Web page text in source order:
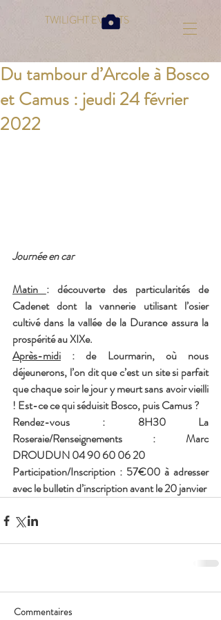
TWILIGHT EVENTS
Du tambour d’Arcole à Bosco
et Camus : jeudi 24 février
2022
Journée en car
Matin : découverte des particularités de
Cadenet dont la vannerie utilisant l’osier
cultivé dans la vallée de la Durance assura la
prospérité au XIXe.
Après-midi : de Lourmarin, où nous
déjeunerons, l’on dit que c’est un site si parfait
que chaque soir le jour y meurt sans avoir vieilli
! Est-ce ce qui séduisit Bosco, puis Camus ?
Rendez-vous : 8H30 La
Roseraie/Renseignements : Marc
DROUDUN 04 90 60 06 20
Participation/Inscription : 57€00 à adresser
avec le bulletin d’inscription avant le 20 janvier
Commentaires